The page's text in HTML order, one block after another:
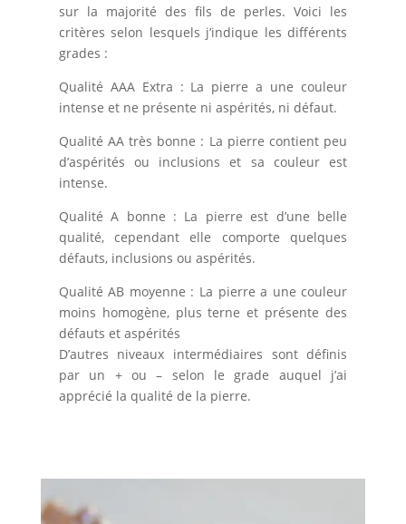
sur la majorité des fils de perles. Voici les
critères selon lesquels j’indique les différents
grades :
Qualité AAA Extra : La pierre a une couleur
intense et ne présente ni aspérités, ni défaut.
Qualité AA très bonne : La pierre contient peu
d’aspérités ou inclusions et sa couleur est
intense.
Qualité A bonne : La pierre est d’une belle
qualité, cependant elle comporte quelques
défauts, inclusions ou aspérités.
Qualité AB moyenne : La pierre a une couleur
moins homogène, plus terne et présente des
défauts et aspérités
D’autres niveaux intermédiaires sont définis
par un + ou – selon le grade auquel j’ai
apprécié la qualité de la pierre.